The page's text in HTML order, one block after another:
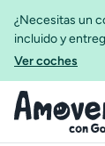
¿Necesitas un
incluido y
Ver coches